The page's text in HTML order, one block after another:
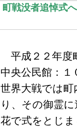
町戦没者追悼式
平成２２年度
中央公民館：
世界大戦では
り、その御霊
花で式をとじ